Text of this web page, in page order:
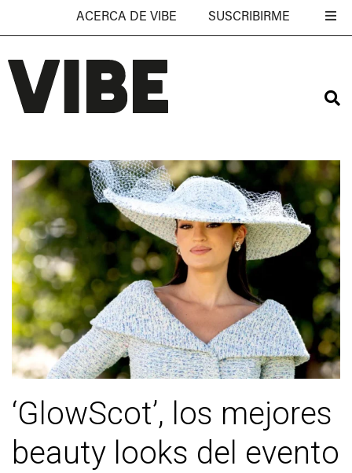
ACERCA DE VIBE SUSCRIBIRME
‘GlowScot’, los mejores
beauty looks del evento